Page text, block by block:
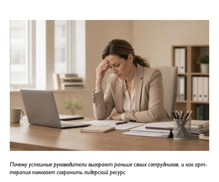
Почему успешные руководители выгорают раньше своих сотрудников, и как арт-
терапия помогает сохранить лидерский ресурс